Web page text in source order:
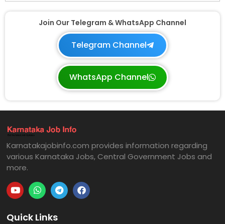
Join Our Telegram & WhatsApp Channel
Telegram Channel
WhatsApp Channel
Karnatakajobinfo.com provides information regarding
various Karnataka Jobs, Central Government Jobs and
more.
Quick Links